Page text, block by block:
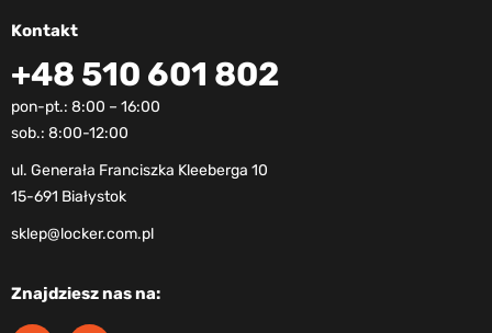
Kontakt
+48 510 601 802
pon-pt.: 8:00 – 16:00
sob.: 8:00-12:00
ul. Generała Franciszka Kleeberga 10
15-691 Białystok
sklep@locker.com.pl
Znajdziesz nas na: